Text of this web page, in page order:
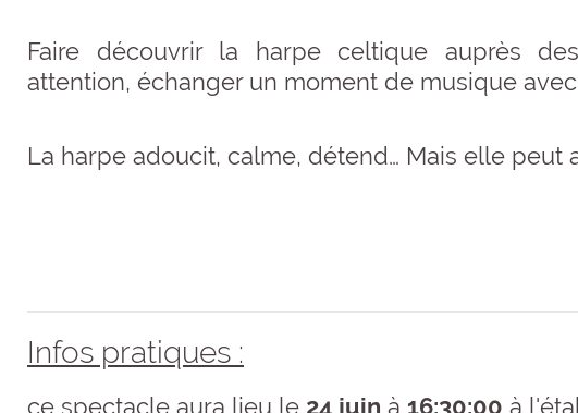
Faire découvrir la harpe celtique auprès
attention, échanger un moment de musique
La harpe adoucit, calme, détend… Mais elle peut
Infos pratiques :
ce spectacle aura lieu le 24 juin à 16:30:00 à